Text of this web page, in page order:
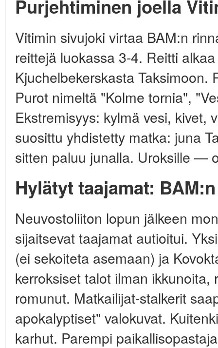
Purjehtiminen joella
Vitimin sivujoki virtaa BAM:n
reittejä luokassa 3-4. Reitti
Kjuchelbekerskasta
Purot nimeltä "Kolme tornia",
Ekstremisyys: kylmä vesi, kivet,
suosittu yhdistetty matka: juna
sitten paluu junalla. Uroksille —
Hylätyt taajamat:
Neuvostoliiton lopun jälkeen
sijaitsevat taajamat autioitui.
(ei sekoiteta asemaan) ja
kerroksiset talot ilman
romunut. Matkailijat-stalkerit
apokalyptiset" valokuvat.
karhut. Parempi